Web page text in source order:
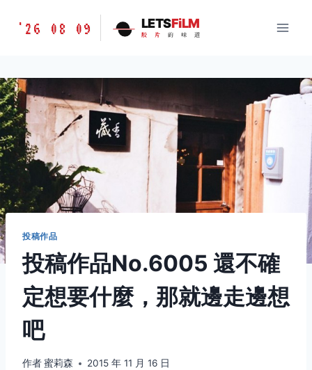
胶
味
道
LETSFILM
'26 08 09 LETSFiLM
胶 片 的 味 道
投稿作品
投稿作品No.6005 還不確
定想要什麼，那就邊走邊想
吧
作者蜜莉森 2015 年 11 月 16 日